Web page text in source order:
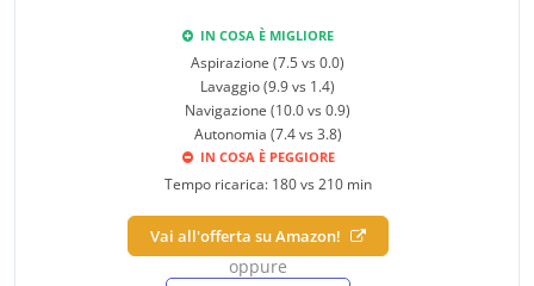
IN COSA È MIGLIORE
Aspirazione (7.5 vs 0.0)
Lavaggio (9.9 vs 1.4)
Navigazione (10.0 vs 0.9)
Autonomia (7.4 vs 3.8)
IN COSA È PEGGIORE
Tempo ricarica: 180 vs 210 min
Vai all'offerta su Amazon!
oppure